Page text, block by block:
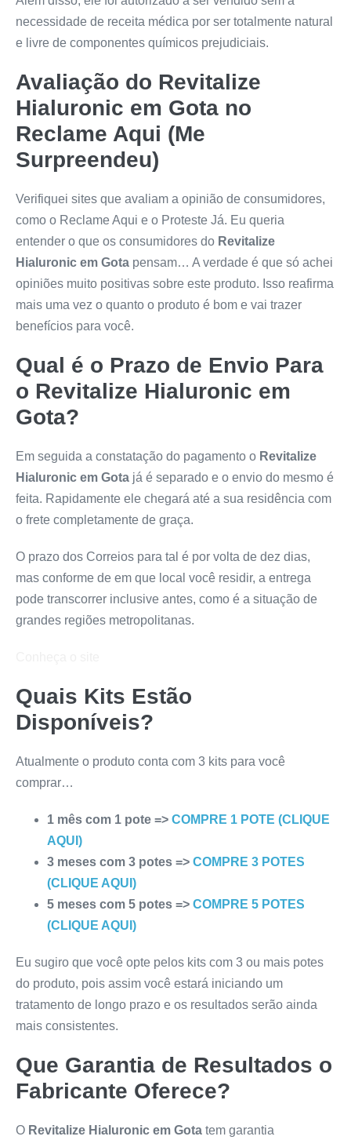
necessidade de receita médica por ser totalmente natural
e livre de componentes químicos prejudiciais.
Avaliação do Revitalize
Hialuronic em Gota no
Reclame Aqui (Me
Surpreendeu)
Verifiquei sites que avaliam a opinião de consumidores,
como o Reclame Aqui e o Proteste Já. Eu queria
entender o que os consumidores do Revitalize
Hialuronic em Gota pensam… A verdade é que só achei
opiniões muito positivas sobre este produto. Isso reafirma
mais uma vez o quanto o produto é bom e vai trazer
benefícios para você.
Qual é o Prazo de Envio Para
o Revitalize Hialuronic em
Gota?
Em seguida a constatação do pagamento o Revitalize
Hialuronic em Gota já é separado e o envio do mesmo é
feita. Rapidamente ele chegará até a sua residência com
o frete completamente de graça.
O prazo dos Correios para tal é por volta de dez dias,
mas conforme de em que local você residir, a entrega
pode transcorrer inclusive antes, como é a situação de
grandes regiões metropolitanas.
Quais Kits Estão
Disponíveis?
Atualmente o produto conta com 3 kits para você
comprar…
1 mês com 1 pote => COMPRE 1 POTE (CLIQUE
AQUI)
3 meses com 3 potes => COMPRE 3 POTES
(CLIQUE AQUI)
5 meses com 5 potes => COMPRE 5 POTES
(CLIQUE AQUI)
Eu sugiro que você opte pelos kits com 3 ou mais potes
do produto, pois assim você estará iniciando um
tratamento de longo prazo e os resultados serão ainda
mais consistentes.
Que Garantia de Resultados o
Fabricante Oferece?
O Revitalize Hialuronic em Gota tem garantia